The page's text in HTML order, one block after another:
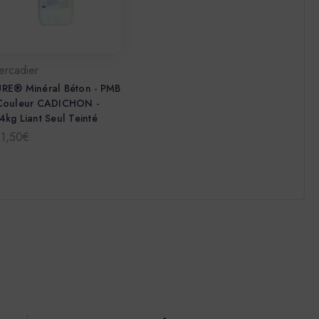
Minéral Béton - PMB
CADICHON -
Liant Seul Teinté